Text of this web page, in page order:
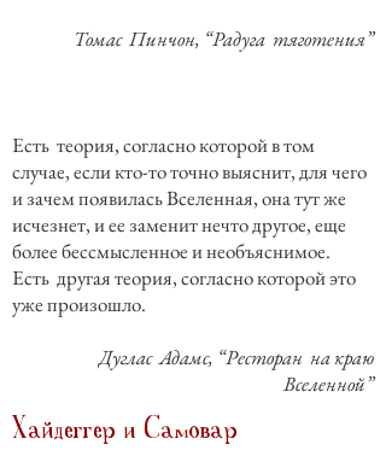
Томас Пинчон, “Радуга тяготения”
Есть теория, согласно которой в том
случае, если кто-то точно выяснит, для чего
и зачем появилась Вселенная, она тут же
исчезнет, и ее заменит нечто другое, еще
более бессмысленное и необъяснимое.
Есть другая теория, согласно которой это
уже произошло.
Дуглас Адамс, “Ресторан на краю
Вселенной”
Хайдеггер и Самовар